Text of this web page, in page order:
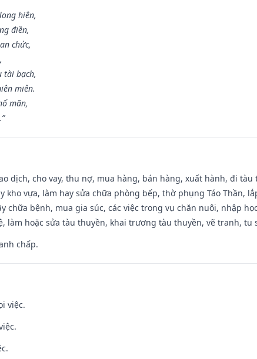
hiên,
điền,
chức,
tài bạch,
miên.
mãn,
dịch, cho vay, thu nợ, mua hàng, bán hàng, xuất hành, đi
kho vựa, làm hay sửa chữa phòng bếp, thờ phụng Táo Thần,
chữa bệnh, mua gia súc, các việc trong vụ chăn nuôi, nhập
làm hoặc sửa tàu thuyền, khai trương tàu thuyền, vẽ tranh, tu
chấp.
việc.